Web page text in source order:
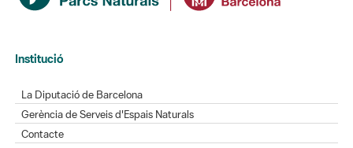
Institució
La Diputació de Barcelona
Gerència de Serveis d'Espais Naturals
Contacte